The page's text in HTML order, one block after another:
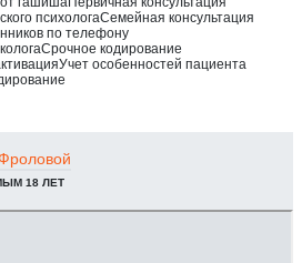
психологаСемейная консультация
по телефону
Срочное кодирование
Учет особенностей пациента
18 ЛЕТ